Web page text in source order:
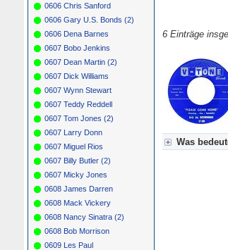
6 Einträge
Was
0606 Chris Sanford
0606 Gary U.S. Bonds (2)
0606 Dena Barnes
0607 Bobo Jenkins
0607 Dean Martin (2)
0607 Dick Williams
0607 Wynn Stewart
0607 Teddy Reddell
0607 Tom Jones (2)
0607 Larry Donn
0607 Miguel Rios
0607 Billy Butler (2)
0607 Micky Jones
0608 James Darren
0608 Mack Vickery
0608 Nancy Sinatra (2)
0608 Bob Morrison
0609 Les Paul